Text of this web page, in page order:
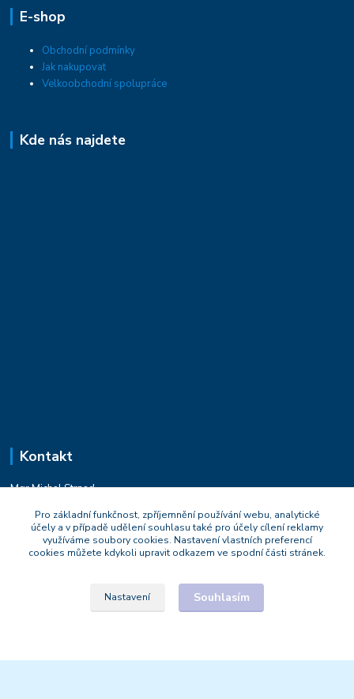
E-shop
Obchodní podmínky
Jak nakupovat
Velkoobchodní spolupráce
Kde nás najdete
Kontakt
Mgr.Michal Strnad
Po-Pá : 9:30 - 18:30
naturesa@email.cz
© 2021 Naturesa.cz
Pro základní funkčnost, zpříjemnění používání webu, analytické
účely a v případě udělení souhlasu také pro účely cílení reklamy
využíváme soubory cookies. Nastavení vlastních preferencí
cookies můžete kdykoli upravit odkazem ve spodní části stránek.
Nastavení Souhlasím